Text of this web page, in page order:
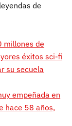
de
millones de
éxitos sci‑fi
su secuela
empeñada en
hace 58 años,